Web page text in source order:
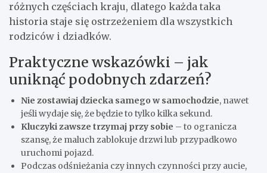
różnych częściach kraju, dlatego każda taka
historia staje się ostrzeżeniem dla wszystkich
rodziców i dziadków.
Praktyczne wskazówki – jak
uniknąć podobnych zdarzeń?
Nie zostawiaj dziecka samego w samochodzie, nawet
jeśli wydaje się, że będzie to tylko kilka sekund.
Kluczyki zawsze trzymaj przy sobie – to ogranicza
szansę, że maluch zablokuje drzwi lub przypadkowo
uruchomi pojazd.
Podczas odśnieżania czy innych czynności przy aucie,